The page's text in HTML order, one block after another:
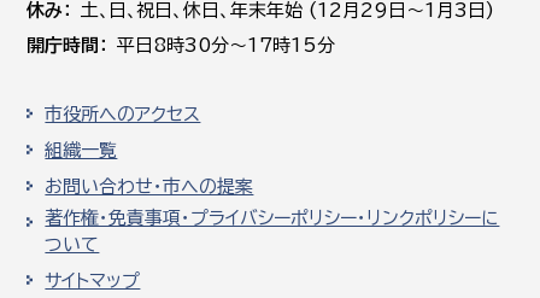
休み
土､日､祝日、休日、年末年始 (12月29日～1月3日)
開庁時間
平日8時30分～17時15分
市役所へのアクセス
組織一覧
お問い合わせ・市への提案
著作権・免責事項・プライバシーポリシー・リンクポリシーに
ついて
サイトマップ